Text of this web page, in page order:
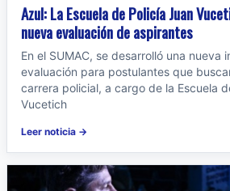
Azul: La Escuela de Policía Juan
nueva evaluación de aspirantes
En el SUMAC, se desarrolló una nueva
evaluación para postulantes que
carrera policial, a cargo de la Escuela
Vucetich
Leer noticia →